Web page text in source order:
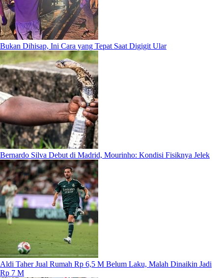
Bukan Dihisap, Ini Cara yang Tepat Saat Digigit Ular
Bernardo Silva Debut di Madrid, Mourinho: Kondisi Fisiknya Jelek
Aldi Taher Jual Rumah Rp 6,5 M Belum Laku, Malah Dinaikin Jadi
Rp 7 M